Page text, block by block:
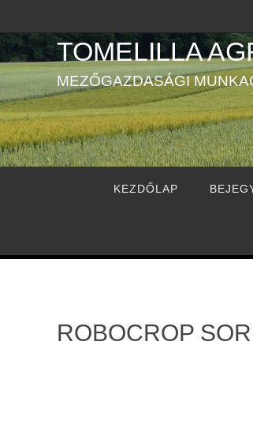
TOMELILLA
MEZŐGAZDASÁGI
KEZDŐLAP
ROBOCROP